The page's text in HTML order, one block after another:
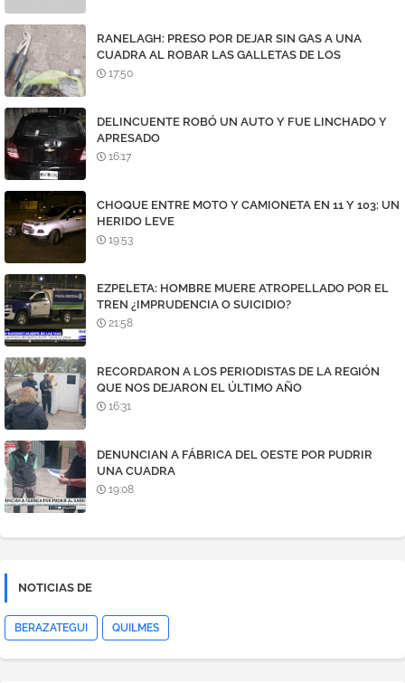
RANELAGH: PRESO POR DEJAR SIN GAS A UNA
CUADRA AL ROBAR LAS GALLETAS DE LOS
MEDIDORES
17:50
DELINCUENTE ROBÓ UN AUTO Y FUE LINCHADO Y
APRESADO
16:17
CHOQUE ENTRE MOTO Y CAMIONETA EN 11 Y 103: UN
HERIDO LEVE
19:53
EZPELETA: HOMBRE MUERE ATROPELLADO POR EL
TREN ¿IMPRUDENCIA O SUICIDIO?
21:58
RECORDARON A LOS PERIODISTAS DE LA REGIÓN
QUE NOS DEJARON EL ÚLTIMO AÑO
16:31
DENUNCIAN A FÁBRICA DEL OESTE POR PUDRIR
UNA CUADRA
19:08
NOTICIAS DE
BERAZATEGUI QUILMES